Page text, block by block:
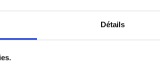
Détails